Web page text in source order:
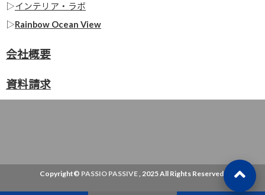
▷インテリア・ラボ
▷Rainbow Ocean View
会社概要
資料請求
Copyright© PASSIO PASSIVE , 2025 All Rights Reserved.